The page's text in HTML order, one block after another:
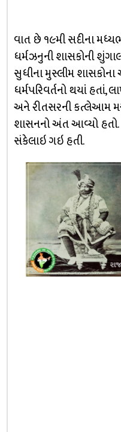
વાત છે ૧૯મી સદીના
ધર્મઝનુની શાસકોની
સુધીના મુસ્લીમ શાસકોના
ધર્મપરિવર્તનો થયાં હતાં,
અને રીતસરની કત્લેઆમ
શાસનનો અંત આવ્યો હતો.
સંકેલાઇ ગઇ હતી.